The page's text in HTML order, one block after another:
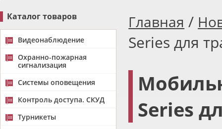
Каталог товаров
Видеонаблюдение
Охранно-пожарная
сигнализация
Системы оповещения
Контроль доступа. СКУД
Турникеты
Главная /
Series для
Series